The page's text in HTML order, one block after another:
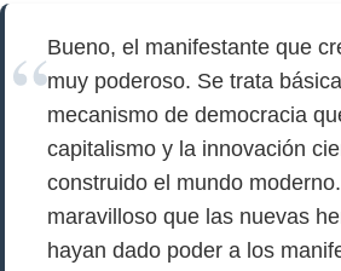
Bueno, el manifestante que
muy poderoso. Se trata
mecanismo de democracia
capitalismo y la innovación
construido el mundo
maravilloso que las nuevas
hayan dado poder a los